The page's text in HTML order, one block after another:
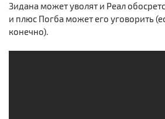
Зидана может уволят и Реал
и плюс Погба может его уговорить
конечно).